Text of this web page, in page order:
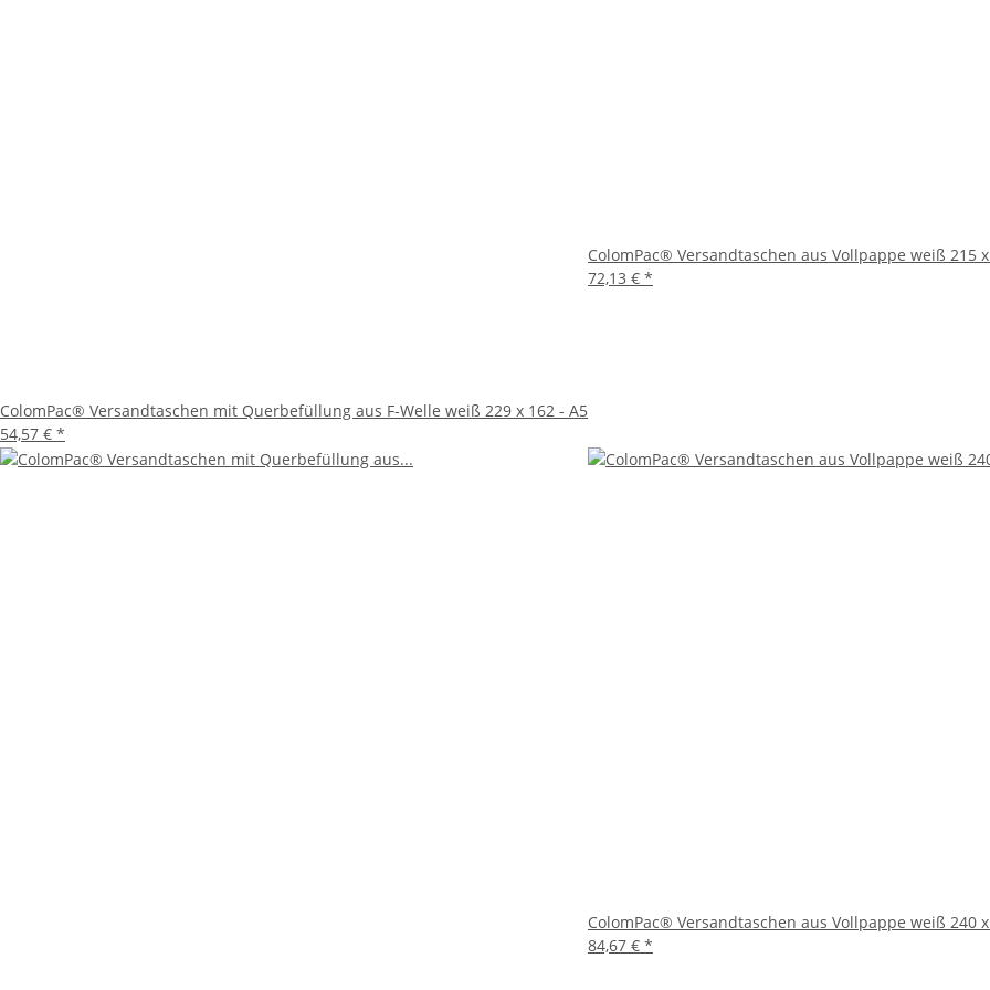
ColomPac® Versandtaschen mit Querbefüllung aus F-Welle weiß 229 x 162 - A5
54,57 € *
ColomPac® Versandtaschen aus Vollpappe weiß 215
72,13 € *
ColomPac® Versandtaschen aus Vollpappe weiß 240
84,67 € *